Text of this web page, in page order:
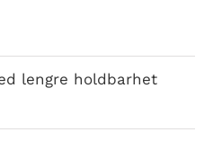
lengre holdbarhet